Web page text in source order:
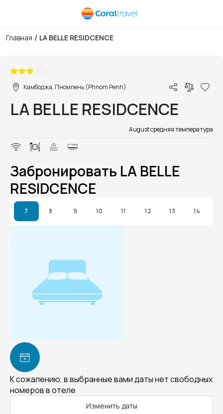
Главная / LA BELLE RESIDCENCE
Камбоджа, Пномпень (Phnom Penh)
LA BELLE RESIDCENCE
August средняя температура
Забронировать LA BELLE
RESIDCENCE
7 8 9 10 11 12 13 14
К сожалению, в выбранные вами даты нет свободных
номеров в отеле
Изменить даты